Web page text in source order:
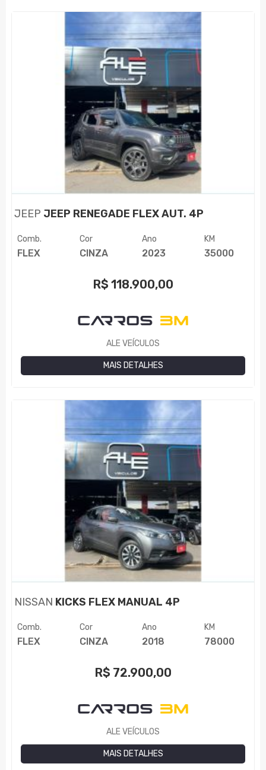
JEEP JEEP RENEGADE FLEX AUT. 4P
Comb.
FLEX
Cor
CINZA
Ano
2023
KM
35000
R$ 118.900,00
ALE VEÍCULOS
MAIS DETALHES
NISSAN KICKS FLEX MANUAL 4P
Comb.
FLEX
Cor
CINZA
Ano
2018
KM
78000
R$ 72.900,00
ALE VEÍCULOS
MAIS DETALHES